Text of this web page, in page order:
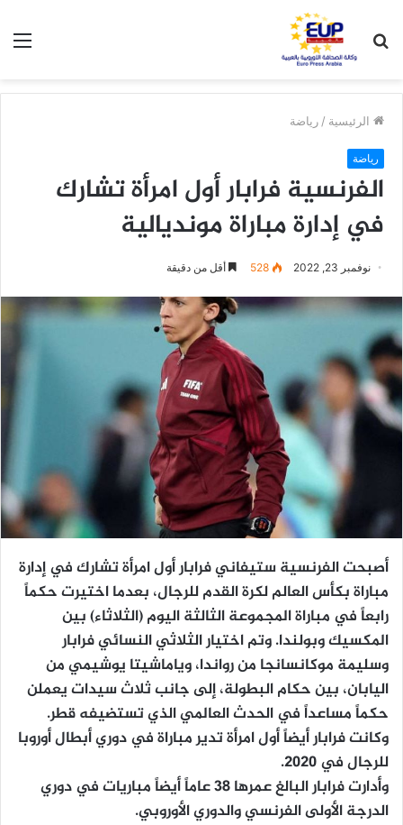
عن
الرئيسية / رياضة
رياضة
الفرنسية فرابار أول امرأة تشارك
في إدارة مباراة مونديالية
نوفمبر 23, 2022 528 أقل من دقيقة
أصبحت الفرنسية ستيفاني فرابار أول امرأة تشارك في إدارة
مباراة بكأس العالم لكرة القدم للرجال، بعدما اختيرت حكماً
رابعاً في مباراة المجموعة الثالثة اليوم (الثلاثاء) بين
المكسيك وبولندا. وتم اختيار الثلاثي النسائي فرابار
وسليمة موكانسانجا من رواندا، وياماشيتا يوشيمي من
اليابان، بين حكام البطولة، إلى جانب ثلاث سيدات يعملن
حكماً مساعداً في الحدث العالمي الذي تستضيفه قطر.
وكانت فرابار أيضاً أول امرأة تدير مباراة في دوري أبطال أوروبا
للرجال في 2020.
وأدارت فرابار البالغ عمرها 38 عاماً أيضاً مباريات في دوري
الدرجة الأولى الفرنسي والدوري الأوروبي.